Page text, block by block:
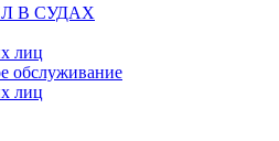
В СУДАХ
лиц
обслуживание
лиц